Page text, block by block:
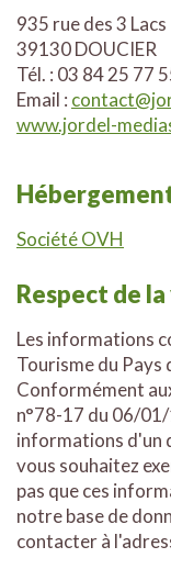
935 rue des 3 Lacs
39130 DOUCIER
Tél. : 03 84 25 77
Email :
www.jordel-
Société OVH
Respect de
Les informations
Tourisme du Pays
Conformément
n°78-17 du 06/
informations d'un
vous souhaitez
pas que ces
notre base de
contacter à